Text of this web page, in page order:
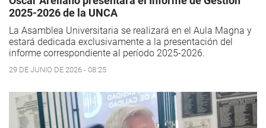
2025-2026 de la UNCA
La Asamblea Universitaria se realizará en el Aula Magna y
estará dedicada exclusivamente a la presentación del
informe correspondiente al período 2025-2026.
29 DE JUNIO DE 2026 - 08:25